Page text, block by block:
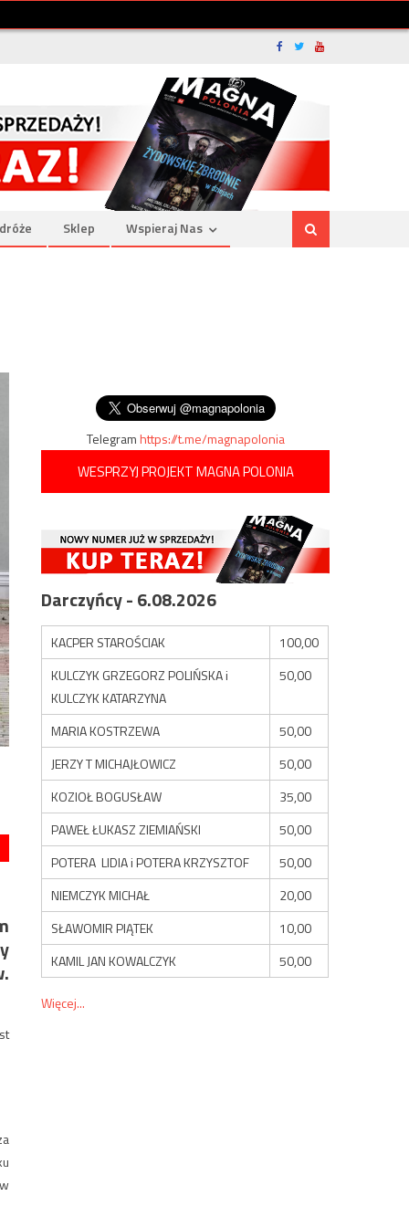
Sklep Wspieraj Nas
Telegramhttps://t.me/magnapolonia
WESPRZYJ PROJEKT MAGNA POLONIA
Darczyńcy - 6.08.2026
KACPER STAROŚCIAK
100,00
KULCZYK GRZEGORZ POLIŃSKA i
KULCZYK KATARZYNA
50,00
MARIA KOSTRZEWA
50,00
JERZY T MICHAJŁOWICZ
50,00
KOZIOŁ BOGUSŁAW
35,00
PAWEŁ ŁUKASZ ZIEMIAŃSKI
50,00
POTERA LIDIA i POTERA KRZYSZTOF
50,00
NIEMCZYK MICHAŁ
20,00
SŁAWOMIR PIĄTEK
10,00
KAMIL JAN KOWALCZYK
50,00
Więcej...